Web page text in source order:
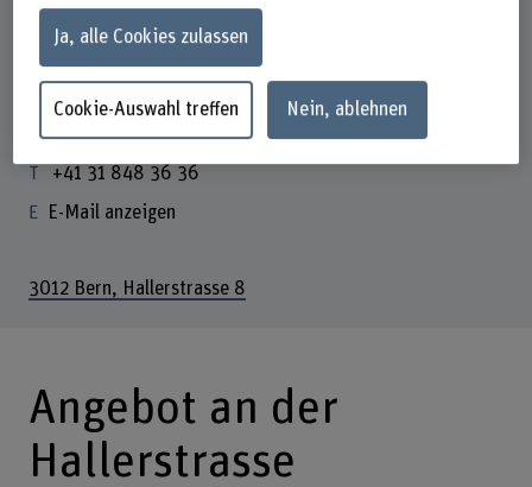
an allen nationalen Feiertagen inkl. Brückentagen
Di, 1.9.2026
+41 31 848 36 36
E-Mail anzeigen
3012 Bern, Hallerstrasse 8
Angebot an der
Hallerstrasse
Ja, alle Cookies zulassen
Cookie-Auswahl treffen Nein, ablehnen